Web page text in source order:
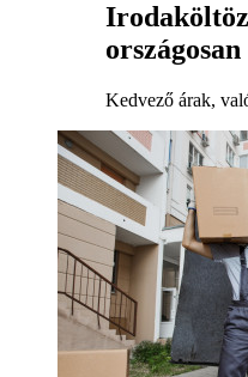
országosan
Kedvező árak,